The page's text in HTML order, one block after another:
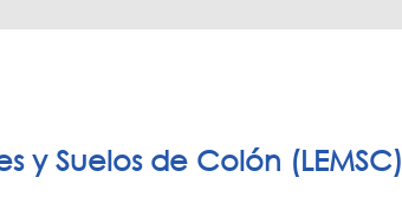
y Suelos de Colón (LEMSC)